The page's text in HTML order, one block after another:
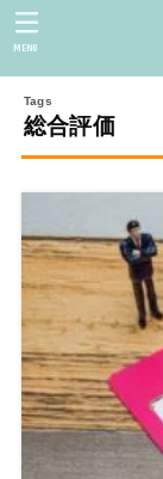
MENU
総合評価